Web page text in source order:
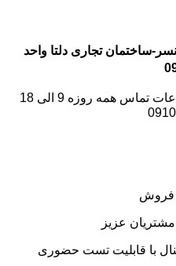
ساختمان تجاری دلتا واحد
مشتریان عزیز
با قابلیت تست حضوری